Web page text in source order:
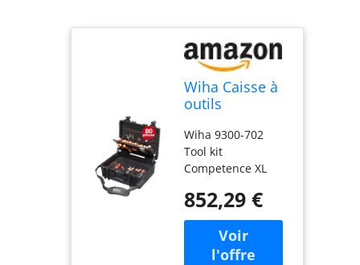
Wiha Caisse à
outils
Competence XL
81 pièces
(40523)
Wiha 9300-702
Tool kit
Competence XL
852,29 €